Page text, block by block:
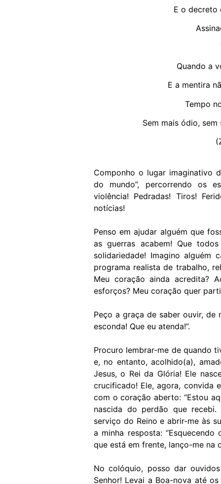
E o decreto
Quando a
E a mentira
Tempo
Sem mais ódio,
Componho o lugar imaginativo
do mundo”, percorrendo os
violência! Pedradas! Tiros!
notícias!
Penso em ajudar alguém que
as guerras acabem! Que
solidariedade! Imagino alguém
programa realista de trabalho,
Meu coração ainda acredita?
esforços? Meu coração quer
Peço a graça de saber ouvir, de
esconda! Que eu atenda!”.
Procuro lembrar-me de quando
e, no entanto, acolhido(a),
Jesus, o Rei da Glória! Ele
crucificado! Ele, agora, convida
com o coração aberto: “Estou
nascida do perdão que
serviço do Reino e abrir-me às
a minha resposta:
que está em frente, lanço-me na
No colóquio, posso dar
Senhor! Levai a Boa-nova até